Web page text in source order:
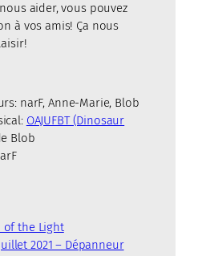
aider, vous pouvez
à vos amis! Ça nous
narF, Anne-Marie, Blob
OAJUFBT (Dinosaur
Blob
of the Light
2021 – Dépanneur